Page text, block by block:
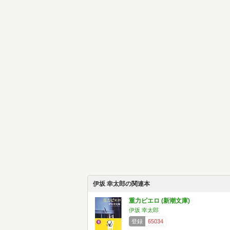
伊坂 幸太郎の関連本
重力ピエロ (新潮文庫)
伊坂 幸太郎
登録
65034